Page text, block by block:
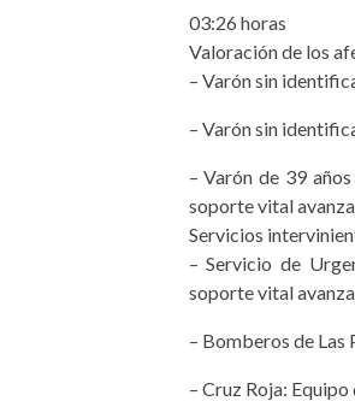
03:26 horas
Valoración de los
– Varón sin
– Varón sin
– Varón de 39
soporte vital
Servicios
– Servicio de
soporte vital
– Bomberos de Las
– Cruz Roja: Equipo